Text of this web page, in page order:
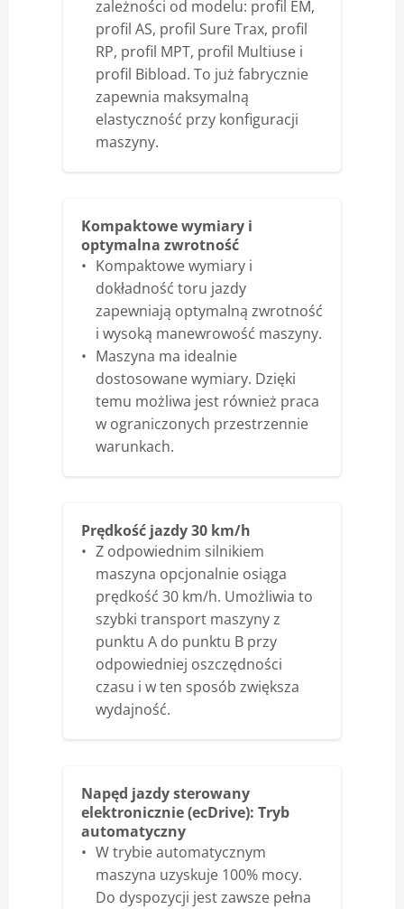
zależności od modelu: profil EM,
profil AS, profil Sure Trax, profil
RP, profil MPT, profil Multiuse i
profil Bibload. To już fabrycznie
zapewnia maksymalną
elastyczność przy konfiguracji
maszyny.
Kompaktowe wymiary i
optymalna zwrotność
Kompaktowe wymiary i
dokładność toru jazdy
zapewniają optymalną zwrotność
i wysoką manewrowość maszyny.
Maszyna ma idealnie
dostosowane wymiary. Dzięki
temu możliwa jest również praca
w ograniczonych przestrzennie
warunkach.
Prędkość jazdy 30 km/h
Z odpowiednim silnikiem
maszyna opcjonalnie osiąga
prędkość 30 km/h. Umożliwia to
szybki transport maszyny z
punktu A do punktu B przy
odpowiedniej oszczędności
czasu i w ten sposób zwiększa
wydajność.
Napęd jazdy sterowany
elektronicznie (ecDrive): Tryb
automatyczny
W trybie automatycznym
maszyna uzyskuje 100% mocy.
Do dyspozycji jest zawsze pełna